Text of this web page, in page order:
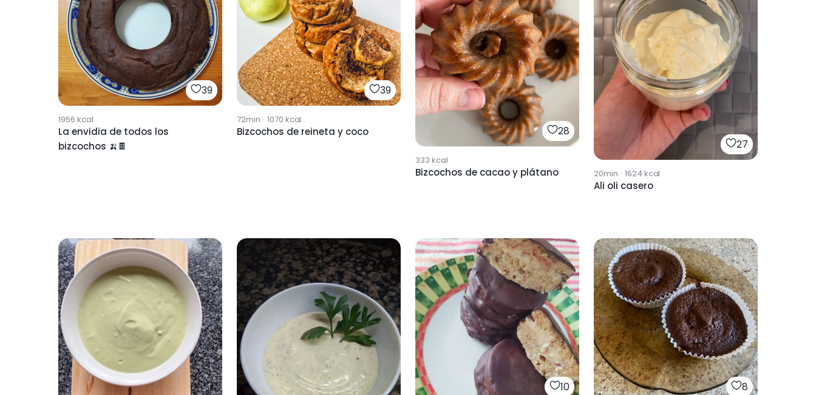
39
1956 kcal
La envidia de todos los
bizcochos 🍌🍫
39
72min · 1070 kcal
Bizcochos de reineta y coco 28
333 kcal
Bizcochos de cacao y plátano
27
20min · 1624 kcal
Ali oli casero
10 8